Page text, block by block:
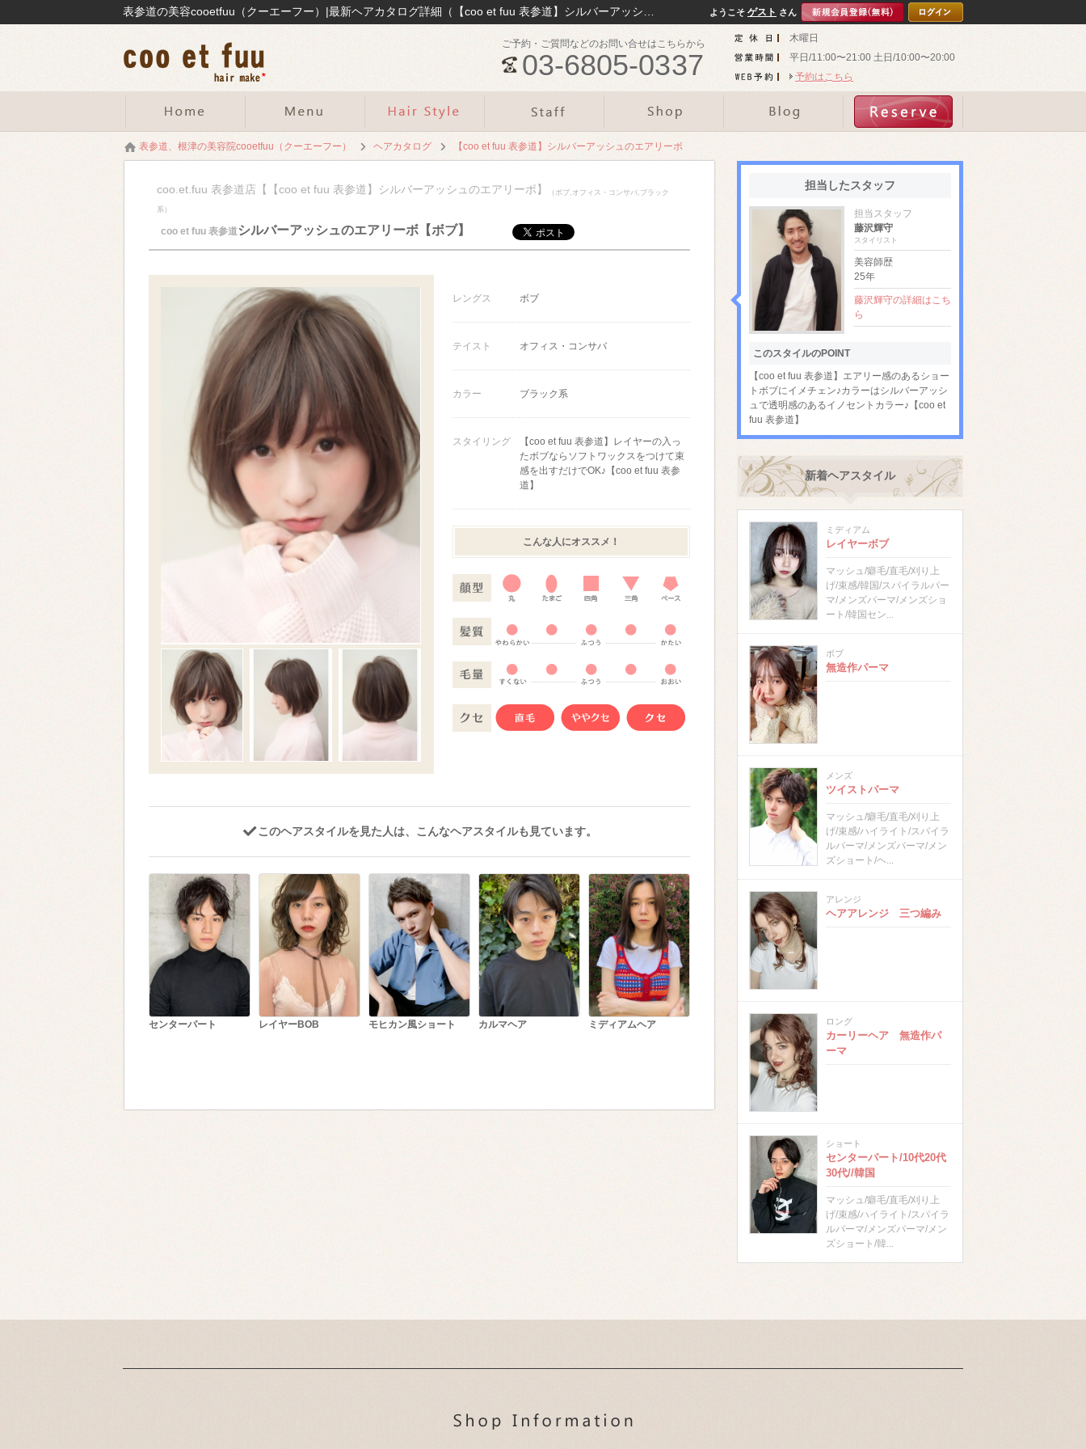
木曜日
平日/11:00〜21:00 土日/10:00〜20:00
予約はこちら
ご予約・ご質問などのお問い合せはこちらから
03-6805-0337
ようこそ ゲスト さん
表参道、根津の美容院cooetfuu（クーエーフー） ヘアカタログ 【coo et fuu 表参道】シルバーアッシュのエアリーボ
coo.et.fuu 表参道店【【coo et fuu 表参道】シルバーアッシュのエアリーボ】 （ボブ,オフィス・コンサバ,ブラック
系）
coo et fuu 表参道シルバーアッシュのエアリーボ【ボブ】
レングス ボブ
テイスト オフィス・コンサバ
カラー ブラック系
スタイリング
【coo et fuu 表参道】レイヤーの入っ
たボブならソフトワックスをつけて束
感を出すだけでOK♪【coo et fuu 表参
道】
こんな人にオススメ！
このヘアスタイルを見た人は、こんなヘアスタイルも見ています。
センターパート レイヤーBOB モヒカン風ショート カルマヘア ミディアムヘア
担当したスタッフ
担当スタッフ
藤沢輝守
スタイリスト
美容師歴
25年
藤沢輝守の詳細はこち
ら
このスタイルのPOINT
【coo et fuu 表参道】エアリー感のあるショー
トボブにイメチェン♪カラーはシルバーアッシ
ュで透明感のあるイノセントカラー♪【coo et
fuu 表参道】
新着ヘアスタイル
ミディアム
レイヤーボブ
マッシュ/癖毛/直毛/刈り上
げ/束感/韓国/スパイラルパー
マ/メンズパーマ/メンズショ
ート/韓国セン...
ボブ
無造作パーマ
メンズ
ツイストパーマ
マッシュ/癖毛/直毛/刈り上
げ/束感/ハイライト/スパイラ
ルパーマ/メンズパーマ/メン
ズショート/ヘ...
アレンジ
ヘアアレンジ 三つ編み
ロング
カーリーヘア 無造作パ
ーマ
ショート
センターパート/10代20代
30代//韓国
マッシュ/癖毛/直毛/刈り上
げ/束感/ハイライト/スパイラ
ルパーマ/メンズパーマ/メン
ズショート/韓...